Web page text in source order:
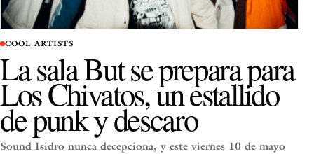
COOL ARTISTS
La sala But se prepara para
Los Chivatos, un estallido
de punk y descaro
Sound Isidro nunca decepciona, y este viernes 10 de mayo